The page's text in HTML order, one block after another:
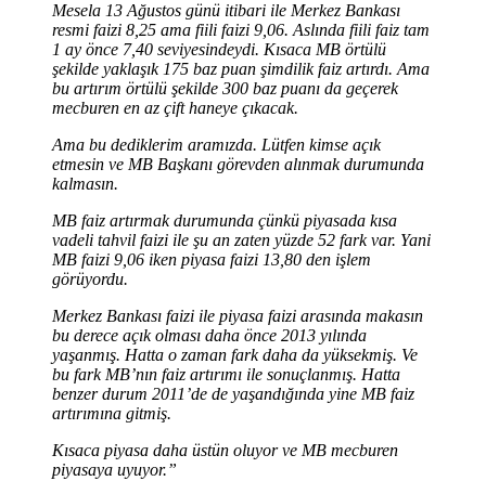
Mesela 13 Ağustos günü itibari ile Merkez Bankası
resmi faizi 8,25 ama fiili faizi 9,06. Aslında fiili faiz tam
1 ay önce 7,40 seviyesindeydi. Kısaca MB örtülü
şekilde yaklaşık 175 baz puan şimdilik faiz artırdı. Ama
bu artırım örtülü şekilde 300 baz puanı da geçerek
mecburen en az çift haneye çıkacak.
Ama bu dediklerim aramızda. Lütfen kimse açık
etmesin ve MB Başkanı görevden alınmak durumunda
kalmasın.
MB faiz artırmak durumunda çünkü piyasada kısa
vadeli tahvil faizi ile şu an zaten yüzde 52 fark var. Yani
MB faizi 9,06 iken piyasa faizi 13,80 den işlem
görüyordu.
Merkez Bankası faizi ile piyasa faizi arasında makasın
bu derece açık olması daha önce 2013 yılında
yaşanmış. Hatta o zaman fark daha da yüksekmiş. Ve
bu fark MB’nın faiz artırımı ile sonuçlanmış. Hatta
benzer durum 2011’de de yaşandığında yine MB faiz
artırımına gitmiş.
Kısaca piyasa daha üstün oluyor ve MB mecburen
piyasaya uyuyor.”